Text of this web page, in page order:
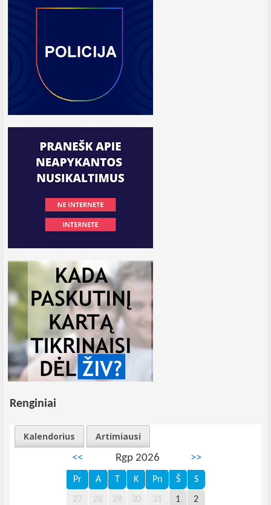
Renginiai
Kalendorius
Artimiausi
<<
Rgp 2026 >>
Pr A T K Pn Š S
27 28 29 30 31 1 2